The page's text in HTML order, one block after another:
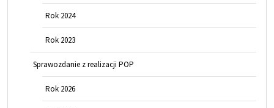
Rok 2024
Rok 2023
Sprawozdanie z realizacji POP
Rok 2026